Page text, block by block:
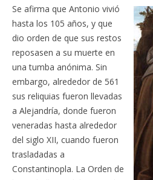
Se afirma que Antonio vivió
hasta los 105 años, y que
dio orden de que sus restos
reposasen a su muerte en
una tumba anónima. Sin
embargo, alrededor de 561
sus reliquias fueron llevadas
a Alejandría, donde fueron
veneradas hasta alrededor
del siglo XII, cuando fueron
trasladadas a
Constantinopla. La Orden de